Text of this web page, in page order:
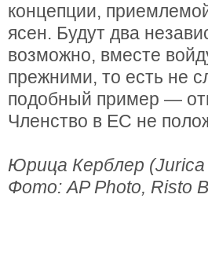
концепции,
ясен. Будут два
возможно, вместе
прежними, то есть не
подобный пример —
Членство в ЕС не
Юрица Керблер (Jurica
Фото: AP Photo, Risto